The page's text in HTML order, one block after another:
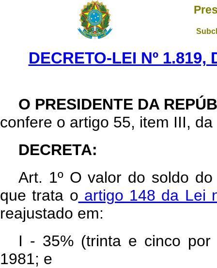
DECRETO-LEI Nº 1.819,
O PRESIDENTE DA
confere o artigo 55, item III,
DECRETA:
Art. 1º O valor do soldo
que trata o artigo 148 da Lei
reajustado em:
I - 35% (trinta e cinco
1981; e